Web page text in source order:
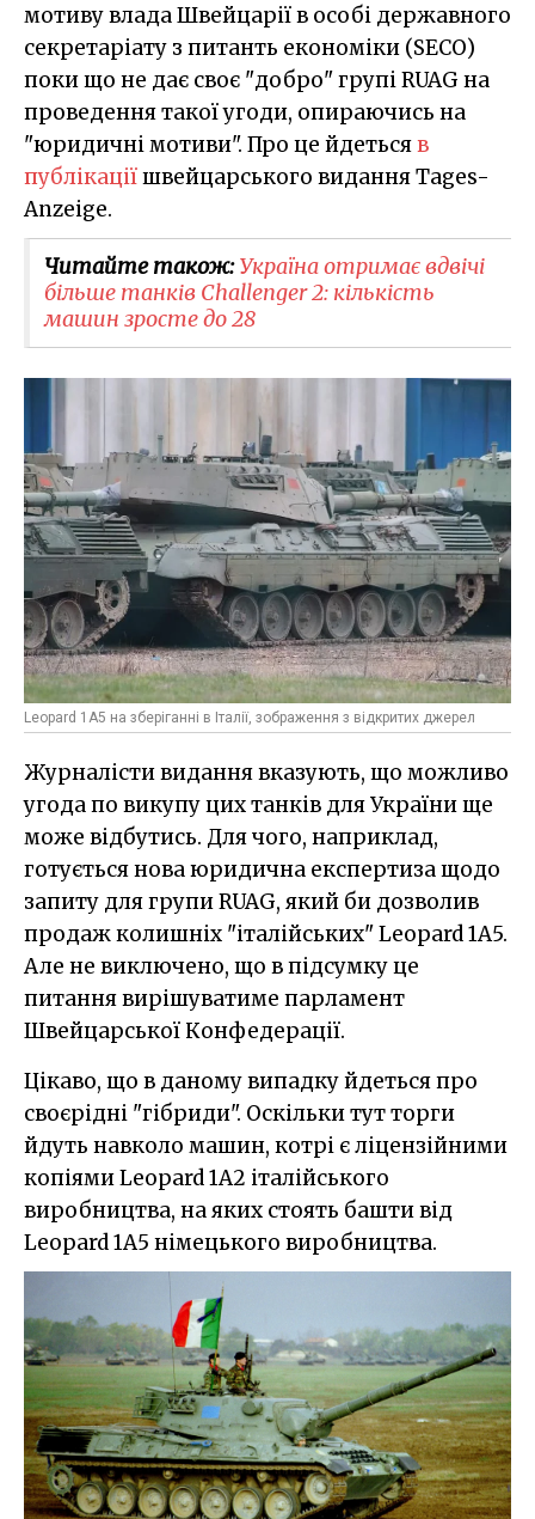
мотиву влада Швейцарії в особі державного
секретаріату з питанть економіки (SECO)
поки що не дає своє "добро" групі RUAG на
проведення такої угоди, опираючись на
"юридичні мотиви". Про це йдетьсяв
публікаціїшвейцарського видання Tages-
Anzeige.
Читайте також:Україна отримає вдвічі
більше танків Challenger 2: кількість
машин зросте до 28
Leopard 1A5 на зберіганні в Італії, зображення з відкритих джерел
Журналісти видання вказують, що можливо
угода по викупу цих танків для України ще
може відбутись. Для чого, наприклад,
готується нова юридична експертиза щодо
запиту для групи RUAG, який би дозволив
продаж колишніх "італійських" Leopard 1A5.
Але не виключено, що в підсумку це
питання вирішуватиме парламент
Швейцарської Конфедерації.
Цікаво, що в даному випадку йдеться про
своєрідні "гібриди". Оскільки тут торги
йдуть навколо машин, котрі є ліцензійними
копіями Leopard 1A2 італійського
виробництва, на яких стоять башти від
Leopard 1A5 німецького виробництва.